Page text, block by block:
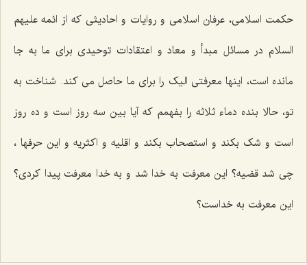
حکمت اسلامی، عرفان اسلامی و روایات و احادیثی که از ائمه علیهم
السلام در مسائل مبدأ و معاد و اعتقادات توحیدی برای ما به جا
مانده است، اینها معرفتی الیک را برای ما حاصل می کند. شناخت به
تو، حالا بنده دماء ثلاثه را بفهمم که آیا بین سه روز است و ده روز
است و شک بکند و استصحاب بکند و اقلیه و اکثریه و این حرفها ،
چی شد قضیه؟ این معرفت به خدا شد و به خدا معرفت پیدا کردی؟
این معرفت به خداست؟